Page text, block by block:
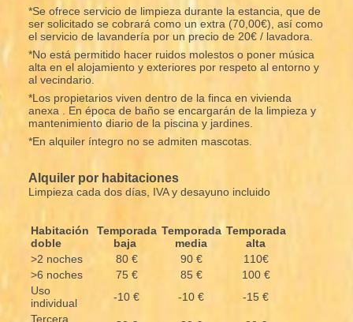
*Se ofrece servicio de limpieza durante la estancia, que de
ser solicitado se cobrará como un extra (70,00€), así como
el servicio de lavandería por un precio de 20€ / lavadora.
*No está permitido hacer ruidos molestos o poner música
alta en el alojamiento y exteriores por respeto al entorno y
al vecindario.
*Los propietarios viven dentro de la finca en vivienda
anexa . En época de baño se encargarán de la limpieza y
mantenimiento diario de la piscina y jardines.
*En alquiler íntegro no se admiten mascotas.
Alquiler por habitaciones
Limpieza cada dos días, IVA y desayuno incluido
Habitación
doble
Temporada
baja
Temporada
media
Temporada
alta
>2 noches
80 € 90 €
110€
>6 noches
75 € 85 €
100 €
Uso
individual
-10 € -10 €
-15 €
Tercera